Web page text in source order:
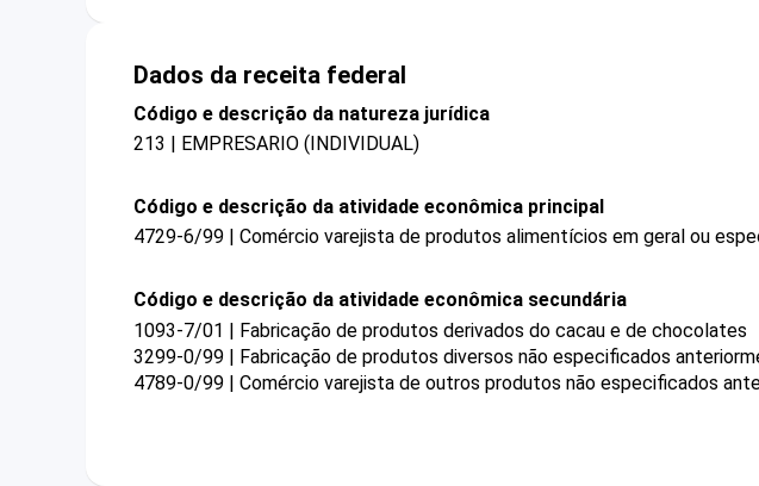
Dados da receita federal
Código e descrição da natureza jurídica
213 | EMPRESARIO (INDIVIDUAL)
Código e descrição da atividade econômica principal
4729-6/99 | Comércio varejista de produtos alimentícios em geral ou
Código e descrição da atividade econômica secundária
1093-7/01 | Fabricação de produtos derivados do cacau e de chocolates
3299-0/99 | Fabricação de produtos diversos não especificados
4789-0/99 | Comércio varejista de outros produtos não especificados